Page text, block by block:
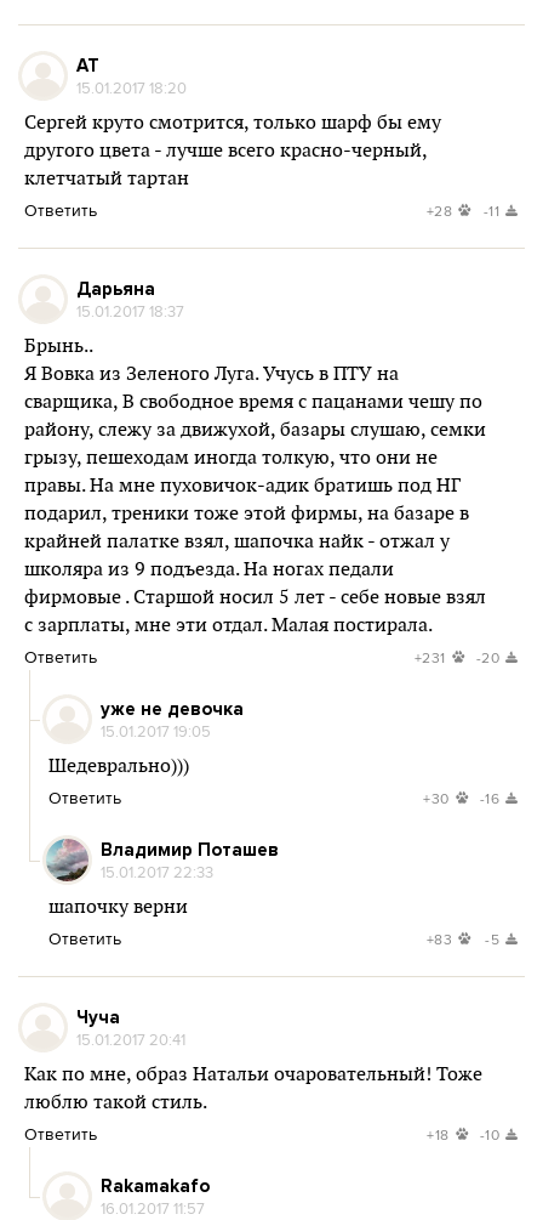
AT
15.01.2017 18:20
Сергей круто смотрится, только шарф бы ему
другого цвета - лучше всего красно-черный,
клетчатый тартан
Ответить +28 -11
Дарьяна
15.01.2017 18:37
Брынь..
Я Вовка из Зеленого Луга. Учусь в ПТУ на
сварщика, В свободное время с пацанами чешу по
району, слежу за движухой, базары слушаю, семки
грызу, пешеходам иногда толкую, что они не
правы. На мне пуховичок-адик братишь под НГ
подарил, треники тоже этой фирмы, на базаре в
крайней палатке взял, шапочка найк - отжал у
школяра из 9 подъезда. На ногах педали
фирмовые . Старшой носил 5 лет - себе новые взял
с зарплаты, мне эти отдал. Малая постирала.
Ответить +231 -20
уже не девочка
15.01.2017 19:05
Шедеврально)))
Ответить +30 -16
Владимир Поташев
15.01.2017 22:33
шапочку верни
Ответить +83 -5
Чуча
15.01.2017 20:41
Как по мне, образ Натальи очаровательный! Тоже
люблю такой стиль.
Ответить +18 -10
Rakamakafo
16.01.2017 11:57